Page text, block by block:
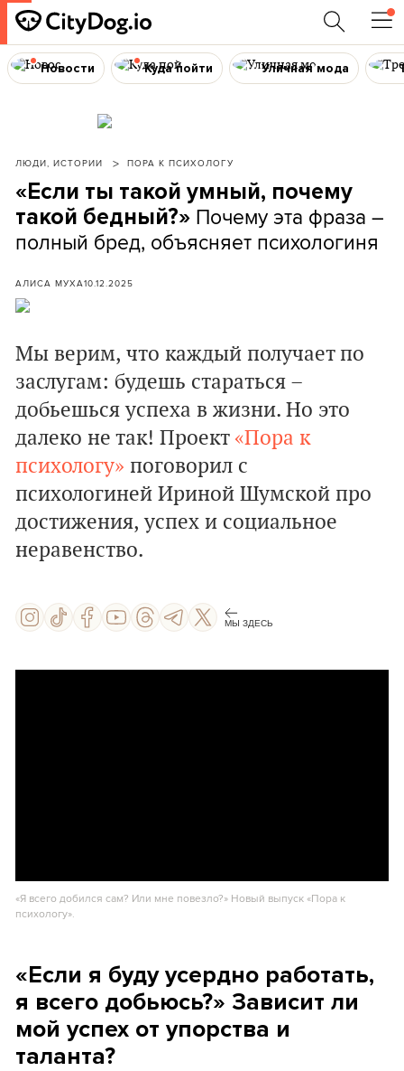
Новости Куда пойти Уличная мода
ЛЮДИ, ИСТОРИИ ПОРА К ПСИХОЛОГУ
«Если ты такой умный, почему
такой бедный?» Почему эта фраза –
полный бред, объясняет психологиня
АЛИСА МУХА10.12.2025
Мы верим, что каждый получает по
заслугам: будешь стараться –
добьешься успеха в жизни. Но это
далеко не так! Проект «Пора к
психологу» поговорил с
психологиней Ириной Шумской про
достижения, успех и социальное
неравенство.
МЫ ЗДЕСЬ
«Я всего добился сам? Или мне повезло?» Новый выпуск «Пора к
психологу».
«Если я буду усердно работать,
я всего добьюсь?» Зависит ли
мой успех от упорства и
таланта?